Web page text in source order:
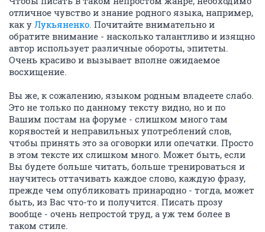
отличное чувство и знание родного языка, например,
как у Лукьяненко. Почитайте внимательно и
обратите внимание - насколько талантливо и изящно
автор использует различные обороты, эпитеты.
Очень красиво и вызывает вполне ожидаемое
восхищение.
Вы же, к сожалению, языком родным владеете слабо.
Это не только по данному тексту видно, но и по
Вашим постам на форуме - слишком много там
корявостей и неправильных употреблений слов,
чтобы принять это за оговорки или опечатки. Просто
в этом тексте их слишком много. Может быть, если
Вы будете больше читать, больше тренироваться и
научитесь оттачивать каждое слово, каждую фразу,
прежде чем опубликовать принародно - тогда, может
быть, из Вас что-то и получится. Писать прозу
вообще - очень непростой труд, а уж тем более в
таком стиле.